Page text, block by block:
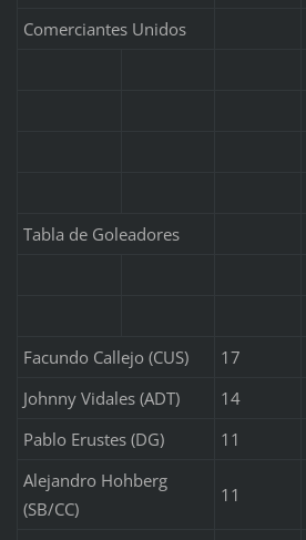
Comerciantes Unidos
Tabla de Goleadores
Facundo Callejo (CUS)
17
Johnny Vidales (ADT)
14
Pablo Erustes (DG)
11
Alejandro Hohberg
(SB/CC)
11